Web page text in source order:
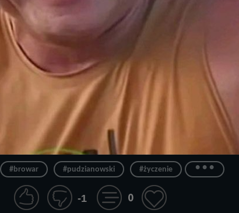
#browar #pudzianowski #życzenie ...
-1 0